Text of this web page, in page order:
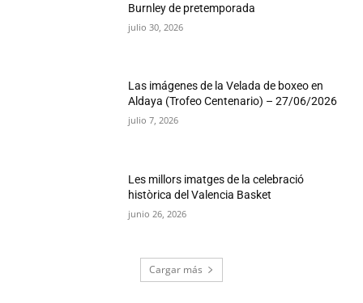
Burnley de pretemporada
julio 30, 2026
Las imágenes de la Velada de boxeo en
Aldaya (Trofeo Centenario) – 27/06/2026
julio 7, 2026
Les millors imatges de la celebració
històrica del Valencia Basket
junio 26, 2026
Cargar más